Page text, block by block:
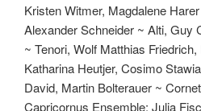
Kristen Witmer, Magdalene
Alexander Schneider ~ Alti, Guy
~ Tenori, Wolf Matthias
Katharina Heutjer, Cosimo
David, Martin Bolterauer ~
Capricornus Ensemble: Julia